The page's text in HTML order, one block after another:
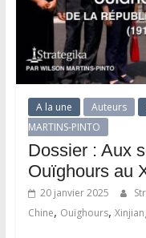
A la une Auteurs
MARTINS-PINTO
Dossier : Aux
Ouïghours au
20 janvier 2025
Chine, Ouïghours,